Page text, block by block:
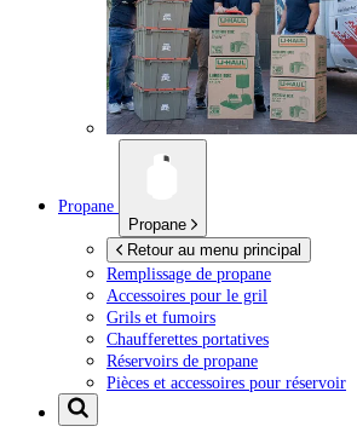
Propane
Propane
Retour au menu principal
Remplissage de propane
Accessoires pour le gril
Grils et fumoirs
Chaufferettes portatives
Réservoirs de propane
Pièces et accessoires pour réservoir